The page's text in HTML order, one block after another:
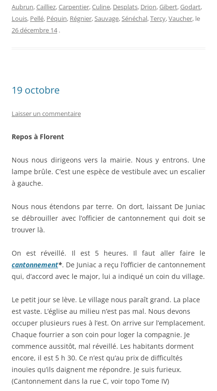
Aubrun,Cailliez,Carpentier,Culine, Desplats, Drion,Gibert,Godart,
Louis, Pellé, Péquin, Régnier,Sauvage,Sénéchal,Tercy,Vaucher, le
26 décembre 14 .
19 octobre
Laisser un commentaire
Repos à Florent
Nous nous dirigeons vers la mairie. Nous y entrons. Une
lampe brûle. C’est une espèce de vestibule avec un escalier
à gauche.
Nous nous étendons par terre. On dort, laissant De Juniac
se débrouiller avec l’officier de cantonnement qui doit se
trouver là.
On est réveillé. Il est 5 heures. Il faut aller faire le
cantonnement*. De Juniac a reçu l’officier de cantonnement
qui, d’accord avec le major, lui a indiqué un coin du village.
Le petit jour se lève. Le village nous paraît grand. La place
est vaste. L’église au milieu n’est pas mal. Nous devons
occuper plusieurs rues à l’est. On arrive sur l’emplacement.
Chaque fourrier a son coin pour loger la compagnie. Je
commence aussitôt, mal réveillé. Les habitants dorment
encore, il est 5 h 30. Ce n’est qu’au prix de difficultés
inouïes qu’ils daignent me répondre. Je suis furieux.
(Cantonnement dans la rue C, voir topo Tome IV)